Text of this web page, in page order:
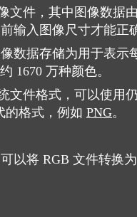
文件，其中图像数据
输入图像尺寸才能正
数据存储为用于表
1670 万种颜色。
文件格式，可以使用
的格式，例如 PNG。
以将 RGB 文件转换